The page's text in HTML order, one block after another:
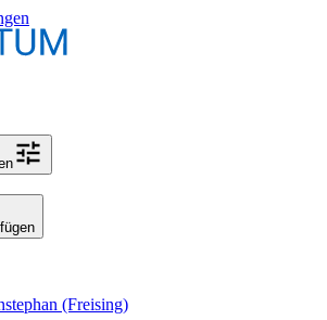
(Freising)